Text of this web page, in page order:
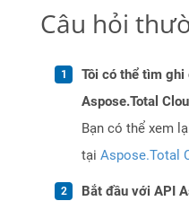
Câu hỏi
Tôi có thể tìm ghi
Aspose.Total
Bạn có thể xem
tại Aspose.Total
Bắt đầu với API